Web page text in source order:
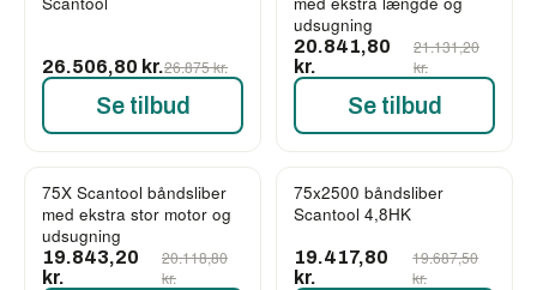
26.506,80 kr.26.875 kr.
Se tilbud
udsugning
20.841,80
kr.
21.131,20
kr.
Se tilbud
-1%
75X Scantool båndsliber
med ekstra stor motor og
udsugning
19.843,20
kr.
20.118,80
kr.
-1%
75x2500 båndsliber
Scantool 4,8HK
19.417,80
kr.
19.687,50
kr.